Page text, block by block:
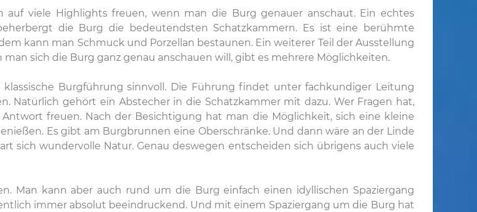
auf viele Highlights freuen, wenn man die Burg genauer anschaut. Ein echtes
die Burg die bedeutendsten Schatzkammern. Es ist eine berühmte
kann man Schmuck und Porzellan bestaunen. Ein weiterer Teil der Ausstellung
sich die Burg ganz genau anschauen will, gibt es mehrere Möglichkeiten.
Burgführung sinnvoll. Die Führung findet unter fachkundiger Leitung
Natürlich gehört ein Abstecher in die Schatzkammer mit dazu. Wer Fragen hat,
freuen. Nach der Besichtigung hat man die Möglichkeit, sich eine kleine
Es gibt am Burgbrunnen eine Oberschränke. Und dann wäre an der Linde
sich wundervolle Natur. Genau deswegen entscheiden sich übrigens auch viele
Man kann aber auch rund um die Burg einfach einen idyllischen Spaziergang
immer absolut beeindruckend. Und mit einem Spaziergang um die Burg hat